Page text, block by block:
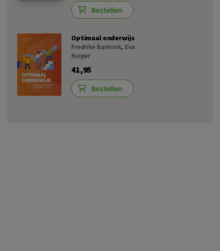
Bestellen
Optimaal onderwijs
Fredrike Bannink, Eva
Kuiper
41,95
Bestellen